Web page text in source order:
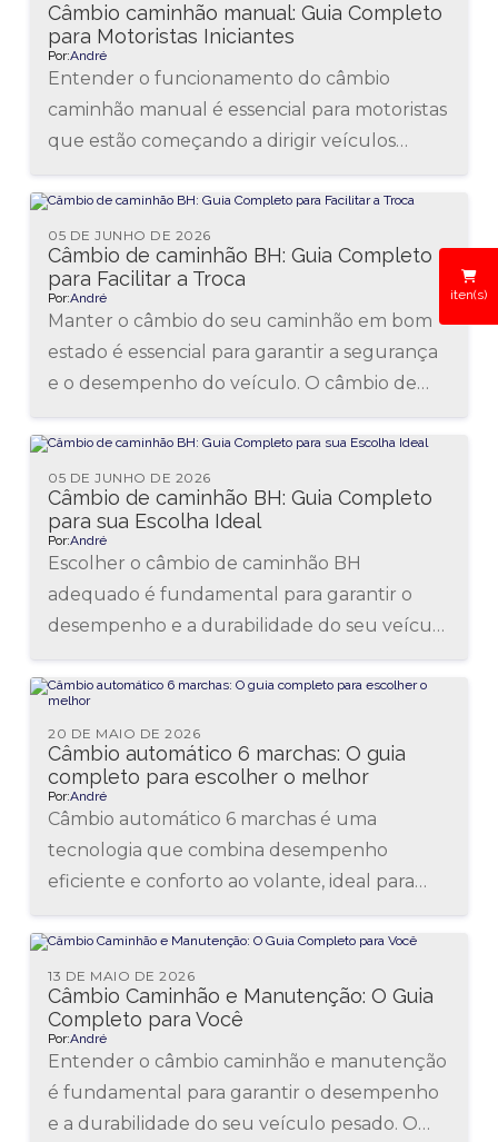
iten(s)
Câmbio caminhão manual: Guia Completo
para Motoristas Iniciantes
Por:André
Entender o funcionamento do câmbio
caminhão manual é essencial para motoristas
que estão começando a dirigir veículos
para garantir o...
Câmbio de caminhão BH: Guia Completo
para Facilitar a Troca
05 DE JUNHO DE 2026
Por:André
Manter o câmbio do seu caminhão em bom
estado é essencial para garantir a segurança
e o desempenho do veículo. O câmbio de
Câmbio de caminhão BH: Guia Completo
para sua Escolha Ideal
05 DE JUNHO DE 2026
Por:André
Escolher o câmbio de caminhão BH
adequado é fundamental para garantir o
desempenho e a durabilidade do seu veículo
Câmbio automático 6 marchas: O guia
completo para escolher o melhor
20 DE MAIO DE 2026
Por:André
Câmbio automático 6 marchas é uma
tecnologia que combina desempenho
eficiente e conforto ao volante, ideal para
mão do...
Câmbio Caminhão e Manutenção: O Guia
Completo para Você
13 DE MAIO DE 2026
Por:André
Entender o câmbio caminhão e manutenção
é fundamental para garantir o desempenho
e a durabilidade do seu veículo pesado. O